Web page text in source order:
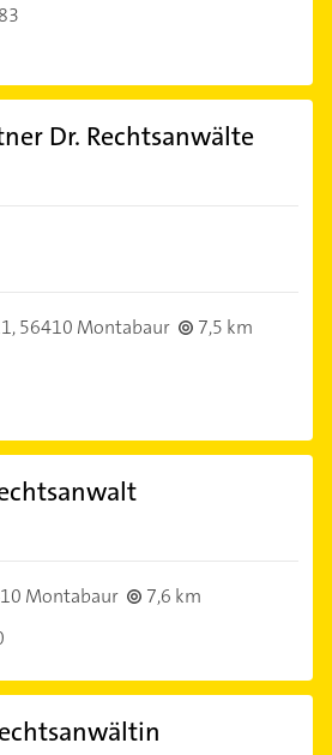
Dr. Rechtsanwälte
56410 Montabaur
7,5 km
Montabaur
7,6 km